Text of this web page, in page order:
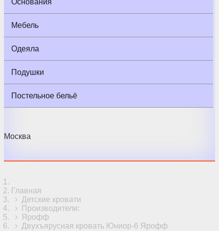
Основания
Мебель
Одеяла
Подушки
Постельное бельё
Москва
Главная
Детские кровати
Производители:
Ярофф
Двухъярусная кровать Юниор-6 Ярофф